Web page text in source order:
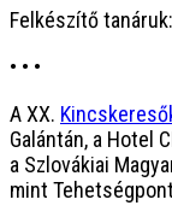
Felkészítő
• • •
A XX.
Galántán, a Hotel
a Szlovákiai
mint